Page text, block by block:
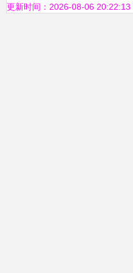
回报，见证拍卖业务背
更新时间：2026-08-06 20:22:13